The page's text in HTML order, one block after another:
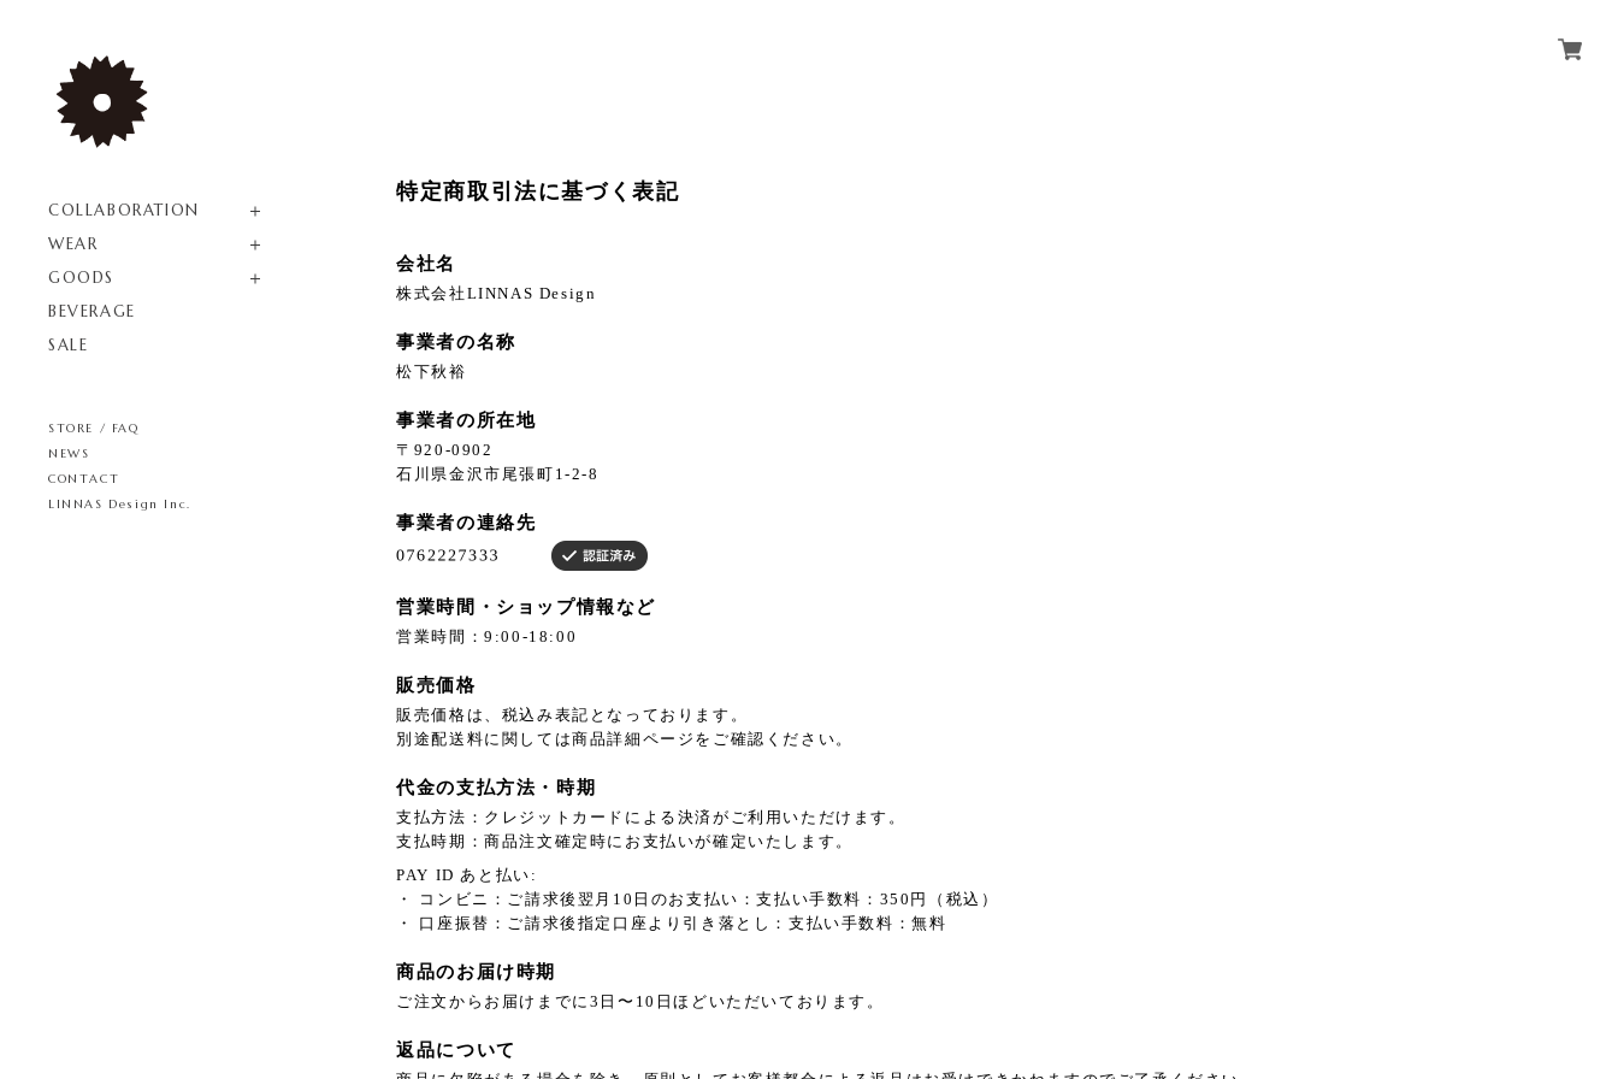
COLLABORATION
WEAR
GOODS
BEVERAGE
SALE
STORE / FAQ
NEWS
CONTACT
LINNAS Design Inc.
特定商取引法に基づく表記
会社名
株式会社LINNAS Design
事業者の名称
松下秋裕
事業者の所在地
〒920-0902
石川県金沢市尾張町1-2-8
事業者の連絡先
営業時間・ショップ情報など
営業時間：9:00-18:00
販売価格
販売価格は、税込み表記となっております。
別途配送料に関しては商品詳細ページをご確認ください。
代金の支払方法・時期
支払方法：クレジットカードによる決済がご利用いただけます。
支払時期：商品注文確定時にお支払いが確定いたします。
PAY ID あと払い:
・ コンビニ：ご請求後翌月10日のお支払い：支払い手数料：350円（税込）
・ 口座振替：ご請求後指定口座より引き落とし：支払い手数料：無料
商品のお届け時期
ご注文からお届けまでに3日〜10日ほどいただいております。
返品について